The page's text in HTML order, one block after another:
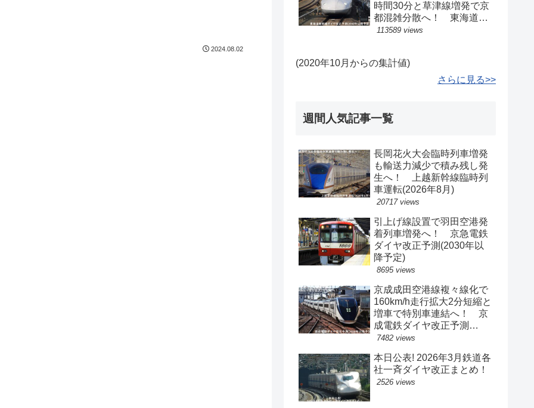
2024.08.02
時間30分と草津線増発で京
都混雑分散へ！ 東海道新
幹線ダイヤ改正予測(2040
113589 views
(2020年10月からの集計値)
さらに見る>>
週間人気記事一覧
長岡花火大会臨時列車増発
も輸送力減少で積み残し発
生へ！ 上越新幹線臨時列
車運転(2026年8月)
20717 views
引上げ線設置で羽田空港発
着列車増発へ！ 京急電鉄
ダイヤ改正予測(2030年以
降予定)
8695 views
京成成田空港線複々線化で
160km/h走行拡大2分短縮と
増車で特別車連結へ！ 京
成電鉄ダイヤ改正予測
(2029年以降予定)
7482 views
本日公表! 2026年3月鉄道各
社一斉ダイヤ改正まとめ！
2526 views